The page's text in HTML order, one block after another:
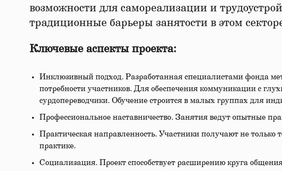
возможности для самореализации и
традиционные барьеры занятости в этом
Ключевые аспекты проекта:
Инклюзивный подход. Разработанная специалистами фонда
потребности участников. Для обеспечения коммуникации с
сурдопереводчики. Обучение строится в малых группах для
Профессиональное наставничество. Занятия ведут опытные
Практическая направленность. Участники получают не
практике.
Социализация. Проект способствует расширению круга